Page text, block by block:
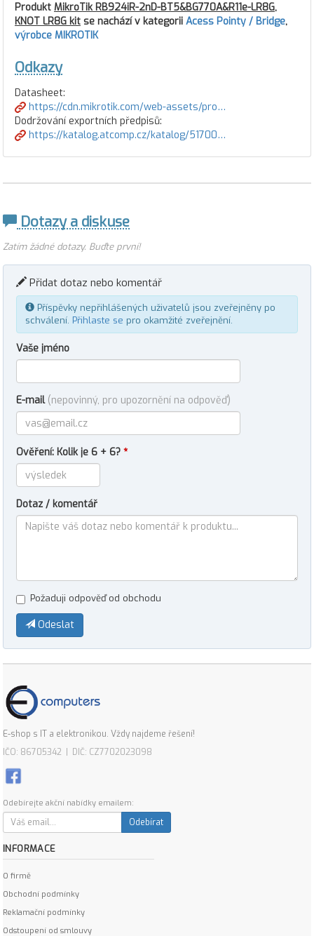
Produkt MikroTik RB924iR-2nD-BT5&BG770A&R11e-LR8G,
KNOT LR8G kit se nachází v kategorii Acess Pointy / Bridge,
výrobce MIKROTIK
Odkazy
Datasheet:
https://cdn.mikrotik.com/web-assets/pro…
Dodržování exportních předpisů:
https://katalog.atcomp.cz/katalog/51700…
Dotazy a diskuse
Zatím žádné dotazy. Buďte první!
Přidat dotaz nebo komentář
Příspěvky nepřihlášených uživatelů jsou zveřejněny po
schválení. Přihlaste se pro okamžité zveřejnění.
Vaše jméno
E-mail (nepovinný, pro upozornění na odpověď)
Ověření: Kolik je 6 + 6? *
Dotaz / komentář
Požaduji odpověď od obchodu
Odeslat
E-shop s IT a elektronikou. Vždy najdeme řešení!
IČO: 86705342 | DIČ: CZ7702023098
Odebírejte akční nabídky emailem:
Odebírat
INFORMACE
O firmě
Obchodní podmínky
Reklamační podmínky
Odstoupení od smlouvy